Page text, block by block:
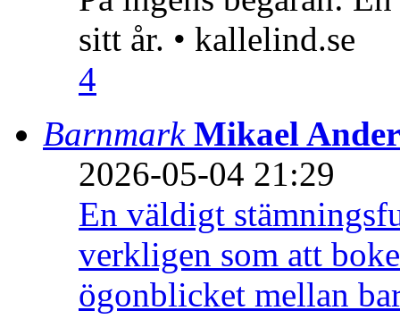
sitt år. • kallelind.se
4
Barnmark Mikael
2026-05-04 21:29
En väldigt
verkligen som att
ögonblicket mellan